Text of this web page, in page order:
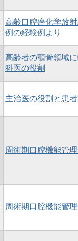
高齢口腔癌化学放
例の経験例より
高齢者の顎骨領域
科医の役割
主治医の役割と患
周術期口腔機能管
周術期口腔機能管